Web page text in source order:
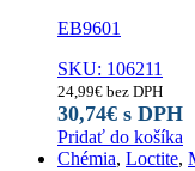
EB9601
SKU: 106211
24,99€ bez DPH
30,74€ s DPH
Pridať do košíka
Chémia, Loctite,